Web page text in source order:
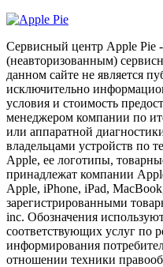
Сервисный центр Apple Pie
(неавторизованным)
данном сайте не является
исключительно
условия и стоимость
менеджером компании по
или аппаратной
владельцами устройств по
Apple, ее логотипы,
принадлежат компании
Apple, iPhone, iPad,
зарегистрированными
inc. Обозначения
соответствующих услуг по
информирования
отношении техники